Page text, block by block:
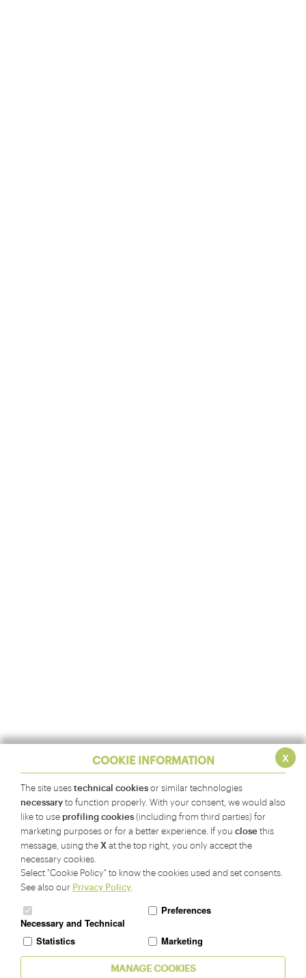
x
COOKIE INFORMATION
The site usestechnical cookiesor similar technologies
necessaryto function properly. With your consent, we would also
like to use profiling cookies(including from third parties) for
marketing purposes or for a better experience. If you close this
message, using the X at the top right, you only accept the
necessary cookies.
Select "Cookie Policy" to know the cookies used and set consents.
See also our Privacy Policy
Necessary and Technical
Preferences
Statistics Marketing
MANAGE COOKIES